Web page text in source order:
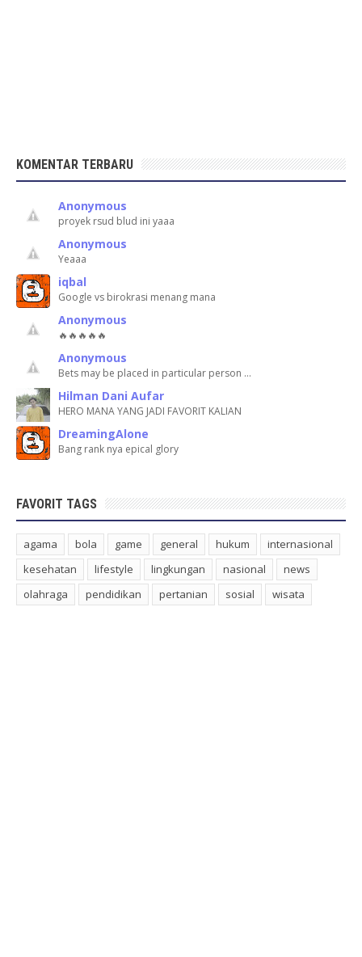
KOMENTAR TERBARU
Anonymous
proyek rsud blud ini yaaa
Anonymous
Yeaaa
iqbal
Google vs birokrasi menang mana
Anonymous
🔥🔥🔥🔥🔥
Anonymous
Bets may be placed in particular person …
Hilman Dani Aufar
HERO MANA YANG JADI FAVORIT KALIAN
DreamingAlone
Bang rank nya epical glory
FAVORIT TAGS
agama bola game general hukum
internasional
kesehatan
lifestyle lingkungan nasional
news
olahraga
pendidikan pertanian sosial wisata